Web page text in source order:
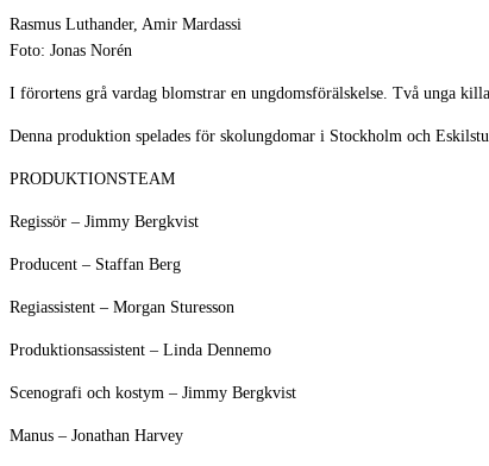
Rasmus Luthander, Amir Mardassi
Foto: Jonas Norén
I förortens grå vardag blomstrar en ungdomsförälskelse. Två unga
Denna produktion spelades för skolungdomar i Stockholm och
PRODUKTIONSTEAM
Regissör – Jimmy Bergkvist
Producent – Staffan Berg
Regiassistent – Morgan Sturesson
Produktionsassistent – Linda Dennemo
Scenografi och kostym – Jimmy Bergkvist
Manus – Jonathan Harvey